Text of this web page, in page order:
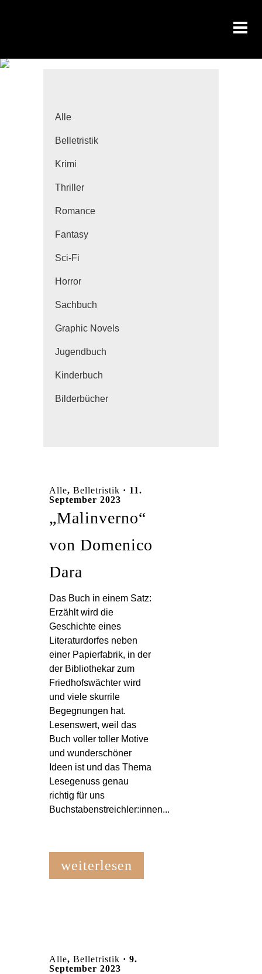
Alle
Belletristik
Krimi
Thriller
Romance
Fantasy
Sci-Fi
Horror
Sachbuch
Graphic Novels
Jugendbuch
Kinderbuch
Bilderbücher
Alle, Belletristik · 11.
September 2023
„Malinverno“
von Domenico
Dara
Das Buch in einem Satz:
Erzählt wird die
Geschichte eines
Literaturdorfes neben
einer Papierfabrik, in der
der Bibliothekar zum
Friedhofswächter wird
und viele skurrile
Begegnungen hat.
Lesenswert, weil das
Buch voller toller Motive
und wunderschöner
Ideen ist und das Thema
Lesegenuss genau
richtig für uns
Buchstabenstreichler:innen...
weiterlesen
Alle, Belletristik · 9.
September 2023